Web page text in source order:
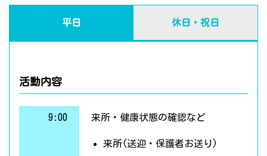
平日 休日・祝日
活動内容
9:00 来所・健康状態の確認など
来所(送迎・保護者お送り)